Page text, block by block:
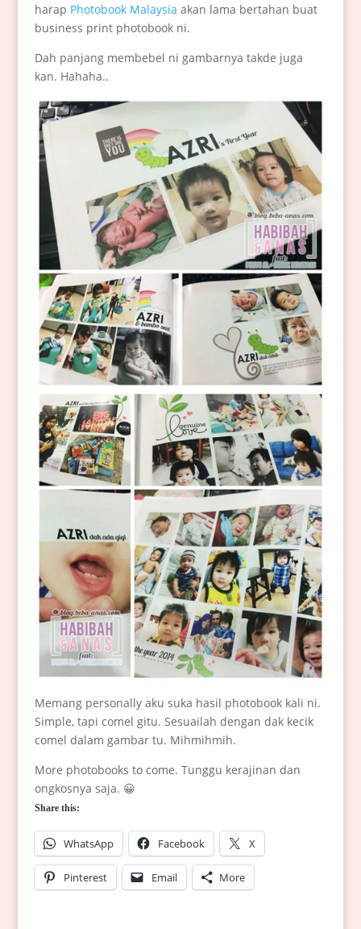
harap Photobook Malaysia akan lama bertahan buat
business print photobook ni.
Dah panjang membebel ni gambarnya takde juga
kan. Hahaha..
Memang personally aku suka hasil photobook kali ni.
Simple, tapi comel gitu. Sesuailah dengan dak kecik
comel dalam gambar tu. Mihmihmih.
More photobooks to come. Tunggu kerajinan dan
ongkosnya saja. 😀
Share this:
WhatsApp Facebook X
Pinterest Email More